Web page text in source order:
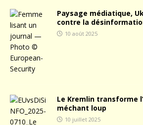
Paysage médiatique,
contre la
10 août 2025
Le Kremlin transforme
méchant loup
10 juillet 2025